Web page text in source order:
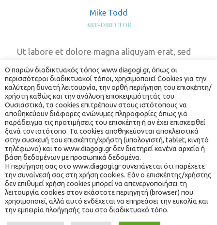
Mike Todd
ART-DIRECTOR
Ut labore et dolore magna aliquyam erat, sed
duo dolores et ea rebum. Stet clita kasd
gubergren, no sea takimata sanctus est Lorem
ipsum dolor sit amet. Lorem ipsum dolor sit
amet, consetetur sadipscing elitr, sed diam
nonumy eirmod tempor invidunt ut labore et
dolore magna aliquyam erat, sed diam
voluptua.
® 2021 ΔΙ… ΑΓΩΓΉ. ALL RIGHTS RESERVED. WEBSITE MADE
Ο παρών διαδικτυακός τόπος www.diagogi.gr, όπως οι
περισσότεροι διαδικτυακοί τόποι, χρησιμοποιεί Cookies για την
καλύτερη δυνατή λειτουργία, την ορθή περιήγηση του επισκέπτη/
χρήστη καθώς και την ανάλυση επισκεψιμότητάς του.
Ουσιαστικά, τα cookies επιτρέπουν στους ιστότοπους να
αποθηκεύουν διάφορες ανώνυμες πληροφορίες όπως για
παράδειγμα τις προτιμήσεις του επισκέπτη ή αν έχει επισκεφθεί
ξανά τον ιστότοπο. Τα cookies αποθηκεύονται αποκλειστικά
στην συσκευή του επισκέπτη/χρήστη (υπολογιστή, tablet, κινητό
τηλέφωνο) και το www.diagogi.gr δεν διατηρεί κανένα αρχείο ή
βάση δεδομένων με προσωπικά δεδομένα.
Η περιήγηση σας στο www.diagogi.gr συνεπάγεται ότι παρέχετε
την συναίνεσή σας στη χρήση cookies. Εάν ο επισκέπτης/χρήστης
δεν επιθυμεί χρήση cookies μπορεί να απενεργοποιήσει τη
λειτουργία cookies στον εκάστοτε περιηγητή (browser) που
χρησιμοποιεί, αλλά αυτό ενδέχεται να επηρεάσει την ευκολία και
την εμπειρία πλοήγησής του στο διαδικτυακό τόπο.